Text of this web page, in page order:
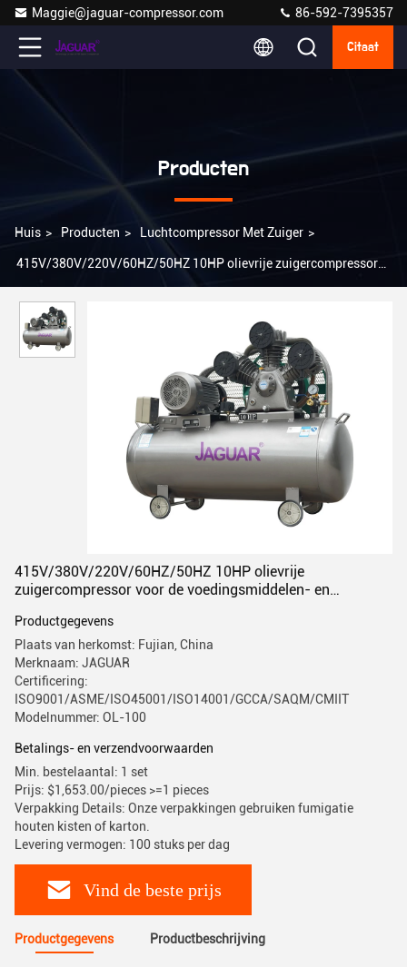
Maggie@jaguar-compressor.com 86-592-7395357
Citaat
Producten
Huis > Producten > Luchtcompressor Met Zuiger >
415V/380V/220V/60HZ/50HZ 10HP olievrije zuigercompressor
415V/380V/220V/60HZ/50HZ 10HP olievrije
zuigercompressor voor de voedingsmiddelen- en
Productgegevens
Plaats van herkomst: Fujian, China
Merknaam: JAGUAR
Certificering:
ISO9001/ASME/ISO45001/ISO14001/GCCA/SAQM/CMIIT
Modelnummer: OL-100
Betalings- en verzendvoorwaarden
Min. bestelaantal: 1 set
Prijs: $1,653.00/pieces >=1 pieces
Verpakking Details: Onze verpakkingen gebruiken fumigatie
houten kisten of karton.
Levering vermogen: 100 stuks per dag
Vind de beste prijs
Productgegevens Productbeschrijving